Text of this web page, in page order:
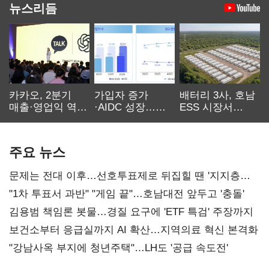
뉴스리듬
카카오, 2분기
매출·영업익 역대
가입자 증가
·AIDC 성장…
배터리 3사, 호남
ESS 시장서
주요 뉴스
문제는 전대 이후…선호투표제로 뒤집힐 땐 '지지층
불복'
"1차 투표서 과반" "게임 끝"…호남대전 앞두고 '충돌'
김용범 책임론 봇물…경질 요구에 'ETF 특검' 주장까지
보건소부터 응급실까지 AI 확산…지역의료 혁신 본격화
"강남사옥 부지에 청년주택"…LH도 '공급 속도전'